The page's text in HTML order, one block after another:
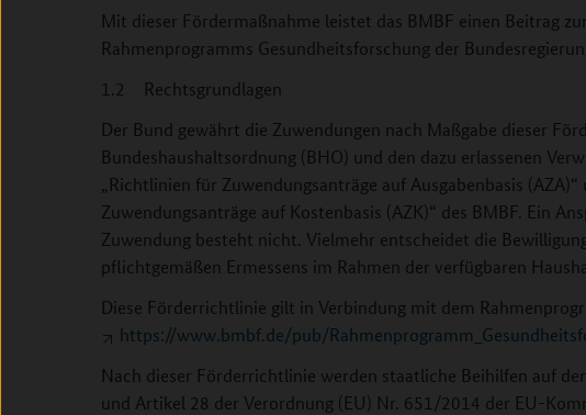
Mit dieser Fördermaßnahme leistet das BMBF einen Beitrag
Rahmenprogramms Gesundheitsforschung der
1.2 Rechtsgrundlagen
Der Bund gewährt die Zuwendungen nach Maßgabe dieser
Bundeshaushaltsordnung (BHO) und den dazu erlassenen
„Richtlinien für Zuwendungsanträge auf Ausgabenbasis
Zuwendungsanträge auf Kostenbasis (AZK)“ des BMBF. Ein
Zuwendung besteht nicht. Vielmehr entscheidet die
pflichtgemäßen Ermessens im Rahmen der verfügbaren
Diese Förderrichtlinie gilt in Verbindung mit dem
https://www.bmbf.de/pub/
Nach dieser Förderrichtlinie werden staatliche Beihilfen auf
und Artikel 28 der Verordnung (EU) Nr. 651/2014 der EU-